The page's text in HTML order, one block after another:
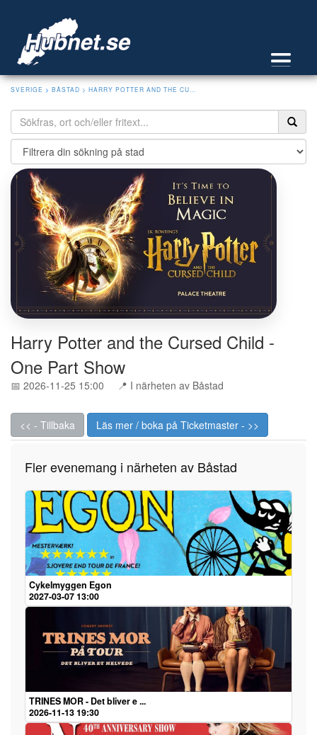
SVERIGE > BÅSTAD > HARRY POTTER AND THE CU...
Harry Potter and the Cursed Child -
One Part Show
📅 2026-11-25 15:00 📍 I närheten av Båstad
<< - Tillbaka Läs mer / boka på Ticketmaster - >>
Fler evenemang i närheten av Båstad
Cykelmyggen Egon
2027-03-07 13:00
TRINES MOR - Det bliver e ...
2026-11-13 19:30